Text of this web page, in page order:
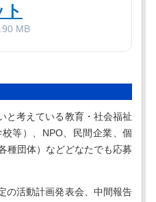
MB
と考えている教育・社会福祉
等）、NPO、民間企業、個
種団体）などどなたでも応募
の活動計画発表会、中間報告